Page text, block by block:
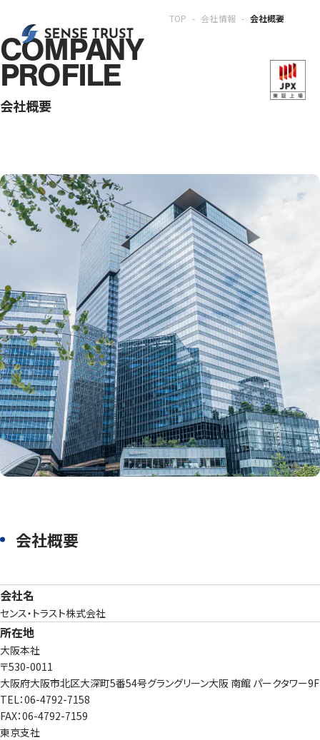
TOP 会社情報 会社概要
COMPANY
PROFILE
会社概要
会社概要
会社名
センス・トラスト株式会社
所在地
大阪本社
〒530-0011
大阪府大阪市北区大深町5番54号グラングリーン大阪 南館 パークタワー9F
TEL：06-4792-7158
FAX：06-4792-7159
東京支社